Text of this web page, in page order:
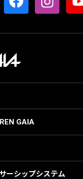
GAIA
ーシップシステム